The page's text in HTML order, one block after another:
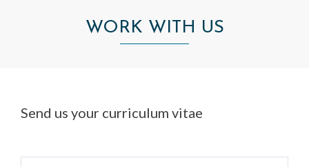
WORK WITH US
Send us your curriculum vitae